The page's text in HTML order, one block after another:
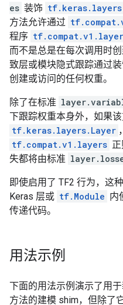
es 装饰
方法允许通过
程序
而不是总是在每次调用时
致层或模块隐式跟踪通过
创建或访问的任何权重。
除了在标准
下跟踪权重本身外，如果
tf.keras.layers.Layer
tf.compat.v1.layers
失都将由标准
即使启用了 TF2 行为，这
Keras 层或 tf.Module 内
传递代码。
用法示例
下面的用法示例演示了用
方法的建模 shim，但除了